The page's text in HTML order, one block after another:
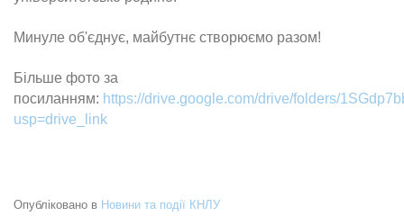
Минуле об'єднує, майбутнє створюємо разом!
Більше фото за
посиланням: https://drive.google.com/drive/folders/
usp=drive_link
Опубліковано в Новини та події КНЛУ